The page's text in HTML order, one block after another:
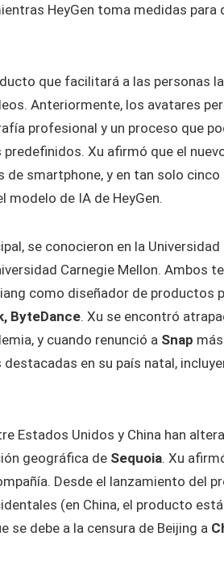
HeyGen toma medidas para
que facilitará a las personas
Anteriormente, los avatares
profesional y un proceso que
Xu afirmó que el
smartphone, y en tan solo
modelo de IA de HeyGen.
se conocieron en la Universidad
Carnegie Mellon. Ambos
como diseñador de productos
ByteDance. Xu se encontró
y cuando renunció a Snap
en su país natal,
Estados Unidos y China han
geográfica de Sequoia. Xu
Desde el lanzamiento del
(en China, el producto
se debe a la censura de Beijing a